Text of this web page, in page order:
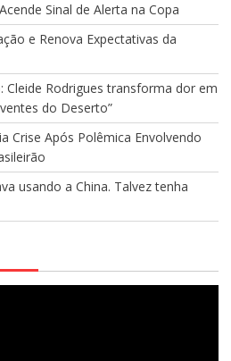
Sinal de Alerta na Copa
e Renova Expectativas da
Cleide Rodrigues transforma dor em
do Deserto”
Crise Após Polêmica Envolvendo
usando a China. Talvez tenha